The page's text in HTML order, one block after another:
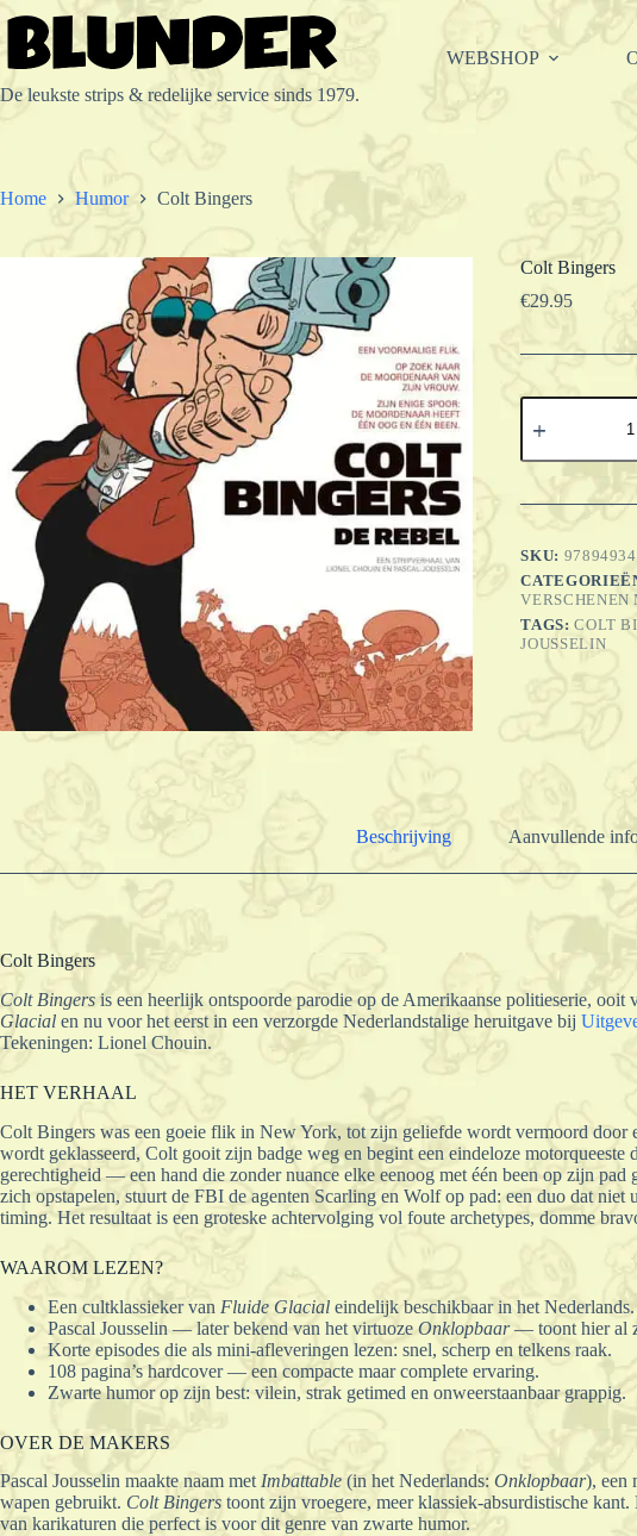
Ga
naar
inhoud
De leukste strips & redelijke service sinds 1979.
WEBSHOP
Home Humor Colt Bingers
Colt Bingers
€29.95
Colt
Bingers
SKU:
VERSCHENEN
TAGS:COLT
JOUSSELIN
Beschrijving Aanvullende
Colt Bingers
Colt Bingers is een heerlijk ontspoorde parodie op de Amerikaanse politieserie, ooit
Glacial en nu voor het eerst in een verzorgde Nederlandstalige heruitgave bij
Tekeningen: Lionel Chouin.
HET VERHAAL
Colt Bingers was een goeie flik in New York, tot zijn geliefde wordt vermoord door
wordt geklasseerd, Colt gooit zijn badge weg en begint een eindeloze
gerechtigheid — een hand die zonder nuance elke eenoog met één been op zijn pad
zich opstapelen, stuurt de FBI de agenten Scarling en Wolf op pad: een duo dat
timing. Het resultaat is een groteske achtervolging vol foute archetypes, domme
WAAROM LEZEN?
Een cultklassieker van Fluide Glacial eindelijk beschikbaar in het Nederlands.
Pascal Jousselin — later bekend van het virtuoze Onklopbaar— toont hier al
Korte episodes die als mini-afleveringen lezen: snel, scherp en telkens raak.
108 pagina’s hardcover — een compacte maar complete ervaring.
Zwarte humor op zijn best: vilein, strak getimed en onweerstaanbaar grappig.
OVER DE MAKERS
Pascal Jousselin maakte naam metImbattable (in het Nederlands: Onklopbaar), een
wapen gebruikt. Colt Bingers toont zijn vroegere, meer klassiek-absurdistische
van karikaturen die perfect is voor dit genre van zwarte humor.